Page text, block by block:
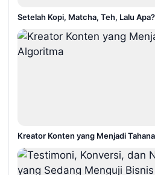
Setelah Kopi, Matcha, Teh, Lalu Apa?
Kreator Konten yang Menjadi